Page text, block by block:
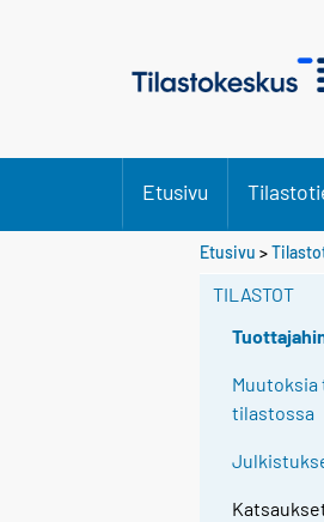
Etusivu
Etusivu >
TILASTOT
Muutoksia
tilastossa